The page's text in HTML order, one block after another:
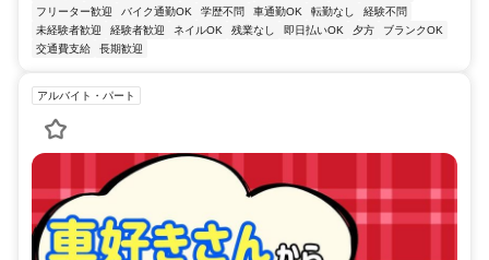
フリーター歓迎
バイク通勤OK 学歴不問 車通勤OK 転勤なし
経験不問
未経験者歓迎
経験者歓迎 ネイルOK 残業なし 即日払いOK 夕方
ブランクOK
交通費支給
長期歓迎
アルバイト・パート